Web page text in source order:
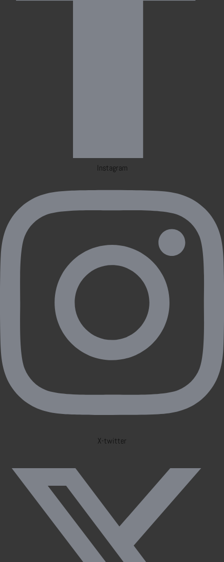
Instagram
X-twitter